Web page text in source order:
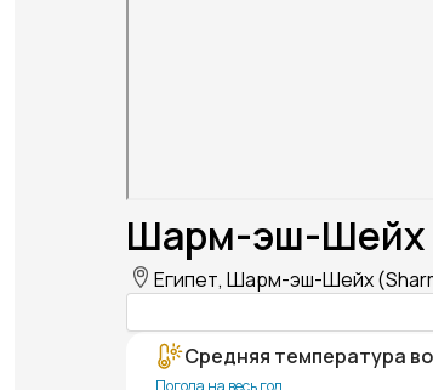
Шарм-эш-Шейх
Египет, Шарм-эш-Шейх
Средняя температура
Погода на весь год